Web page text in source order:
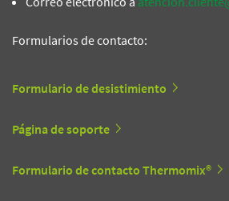
Formularios de contacto:
Formulario de desistimiento
Página de soporte
Formulario de contacto Thermomix®